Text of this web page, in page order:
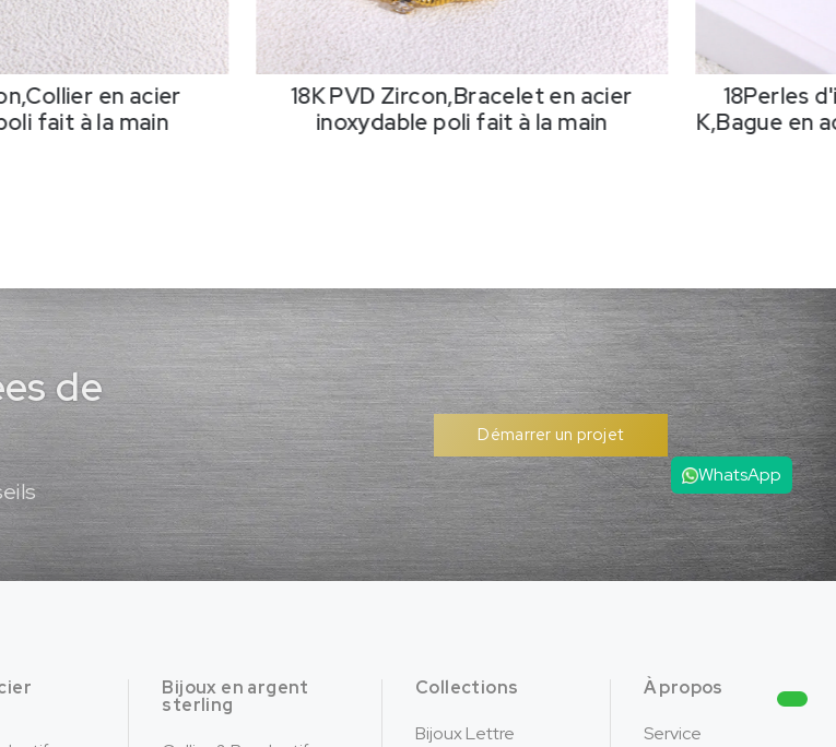
en acier
fait à la main
18K PVD Zircon,Bracelet en acier
inoxydable poli fait à la main
18Perles
K,Bague en
de
Démarrer un projet
Bijoux en argent
sterling
Collections
Bijoux Lettre
À propos
Service
WhatsApp